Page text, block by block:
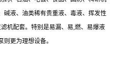
碱液、油类稀有贵重液、毒液、挥发性
机配套。特别是易漏、易,燃、易爆液
更为理想设备。